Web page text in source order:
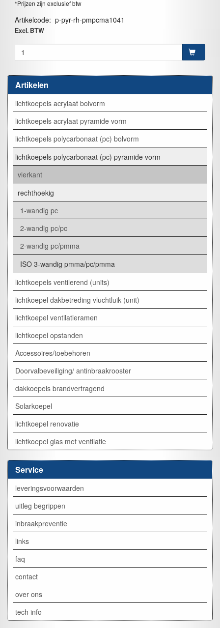
Artikelen
lichtkoepels acrylaat bolvorm
lichtkoepels acrylaat pyramide vorm
lichtkoepels polycarbonaat (pc) bolvorm
lichtkoepels polycarbonaat (pc) pyramide vorm
vierkant
rechthoekig
1-wandig pc
2-wandig pc/pc
2-wandig pc/pmma
ISO 3-wandig pmma/pc/pmma
lichtkoepels ventilerend (units)
lichtkoepel dakbetreding vluchtluik (unit)
lichtkoepel ventilatieramen
lichtkoepel opstanden
Accessoires/toebehoren
Doorvalbeveiliging/ antinbraakrooster
dakkoepels brandvertragend
Solarkoepel
lichtkoepel renovatie
lichtkoepel glas met ventilatie
Service
leveringsvoorwaarden
uitleg begrippen
inbraakpreventie
links
faq
contact
over ons
tech info
*Prijzen zijn exclusief btw
Artikelcode: p-pyr-rh-pmpcma1041
Excl. BTW